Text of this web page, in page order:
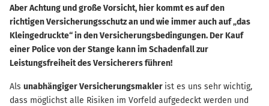
Aber Achtung und große Vorsicht, hier kommt es auf den
richtigen Versicherungsschutz an und wie immer auch auf „das
Kleingedruckte“ in den Versicherungsbedingungen. Der Kauf
einer Police von der Stange kann im Schadenfall zur
Leistungsfreiheit des Versicherers führen!
Als unabhängiger Versicherungsmakler ist es uns sehr wichtig,
dass möglichst alle Risiken im Vorfeld aufgedeckt werden und